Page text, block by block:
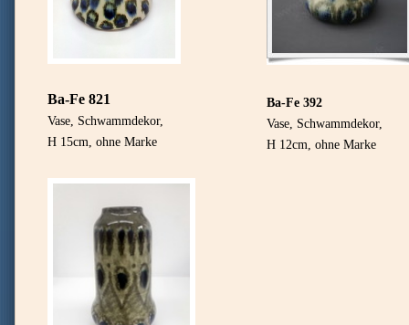
Ba-Fe 821
Vase, Schwammdekor,
H 15cm, ohne Marke
Ba-Fe 392
Vase, Schwammdekor,
H 12cm, ohne Marke